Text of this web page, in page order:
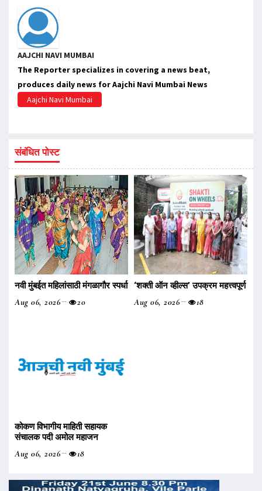
AAJCHI NAVI MUMBAI
The Reporter specializes in covering a news beat,
produces daily news for Aajchi Navi Mumbai News
Aajchi Navi Mumbai
संबंधित पोस्ट
नवी मुंबईत महिलांसाठी मंगळागौर स्पर्धा
Aug 06, 2026
20
‌‘शक्ती ऑन व्हील्स‌’ उपक्रम महत्त्वपूर्ण
Aug 06, 2026
18
कोकण विभागीय माहिती सहायक
संचालक पदी अमोल महाजन
Aug 06, 2026
18